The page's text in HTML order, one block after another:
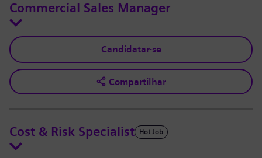
Commercial Sales Manager
Candidatar-se
Compartilhar
Cost & Risk Specialist Hot Job